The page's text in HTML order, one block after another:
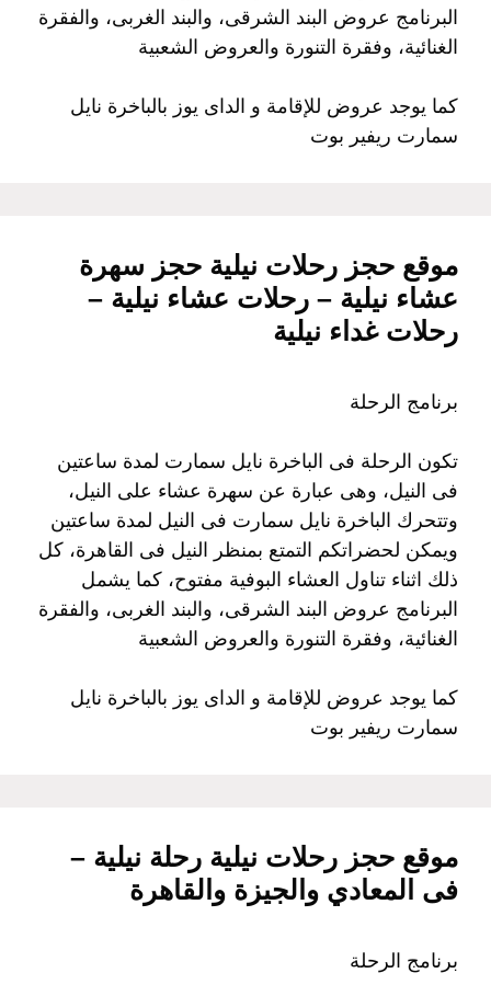
البرنامج عروض البند الشرقى، والبند الغربى، والفقرة
الغنائية، وفقرة التنورة والعروض الشعبية
كما يوجد عروض للإقامة و الداى يوز بالباخرة نايل
سمارت ريفير بوت
موقع حجز رحلات نيلية حجز سهرة
عشاء نيلية – رحلات عشاء نيلية –
رحلات غداء نيلية
برنامج الرحلة
تكون الرحلة فى الباخرة نايل سمارت لمدة ساعتين
فى النيل، وهى عبارة عن سهرة عشاء على النيل،
وتتحرك الباخرة نايل سمارت فى النيل لمدة ساعتين
ويمكن لحضراتكم التمتع بمنظر النيل فى القاهرة، كل
ذلك اثناء تناول العشاء البوفية مفتوح، كما يشمل
البرنامج عروض البند الشرقى، والبند الغربى، والفقرة
الغنائية، وفقرة التنورة والعروض الشعبية
كما يوجد عروض للإقامة و الداى يوز بالباخرة نايل
سمارت ريفير بوت
موقع حجز رحلات نيلية رحلة نيلية –
فى المعادي والجيزة والقاهرة
برنامج الرحلة